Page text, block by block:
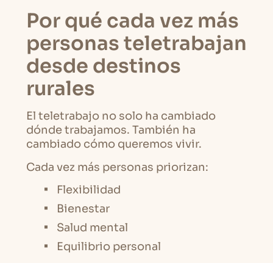
Por qué cada vez más
personas teletrabajan
desde destinos
rurales
El teletrabajo no solo ha cambiado
dónde trabajamos. También ha
cambiado cómo queremos vivir.
Cada vez más personas priorizan:
Flexibilidad
Bienestar
Salud mental
Equilibrio personal